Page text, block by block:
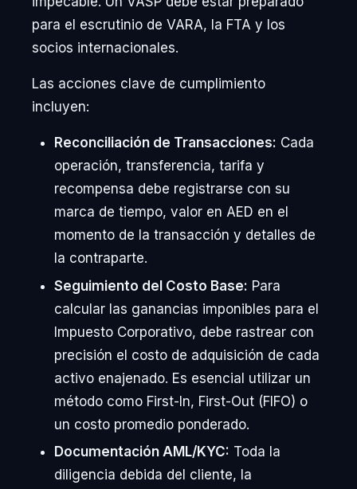
para el escrutinio de VARA, la FTA y los
socios internacionales.
Las acciones clave de cumplimiento
incluyen:
Reconciliación de Transacciones: Cada
operación, transferencia, tarifa y
recompensa debe registrarse con su
marca de tiempo, valor en AED en el
momento de la transacción y detalles de
la contraparte.
Seguimiento del Costo Base: Para
calcular las ganancias imponibles para el
Impuesto Corporativo, debe rastrear con
precisión el costo de adquisición de cada
activo enajenado. Es esencial utilizar un
método como First-In, First-Out (FIFO) o
un costo promedio ponderado.
Documentación AML/KYC: Toda la
diligencia debida del cliente, la